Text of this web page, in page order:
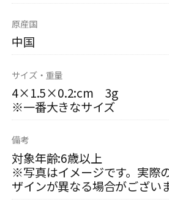
原産国
中国
サイズ・重量
4×1.5×0.2:cm 3g
※一番大きなサイズ
備考
対象年齢:6歳以上
※写真はイメージです。実際
ザインが異なる場合がございま